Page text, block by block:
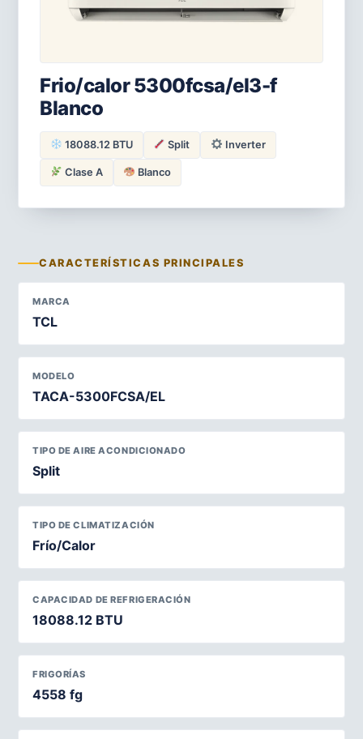
Frio/calor 5300fcsa/el3-f
Blanco
18088.12 BTU Split Inverter
Clase A Blanco
CARACTERÍSTICAS PRINCIPALES
MARCA
TCL
MODELO
TACA-5300FCSA/EL
TIPO DE AIRE ACONDICIONADO
Split
TIPO DE CLIMATIZACIÓN
Frío/Calor
CAPACIDAD DE REFRIGERACIÓN
18088.12 BTU
FRIGORÍAS
4558 fg